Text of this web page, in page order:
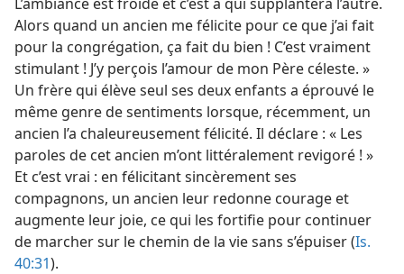
Alors quand un ancien me félicite pour ce que j’ai fait
pour la congrégation, ça fait du bien ! C’est vraiment
stimulant ! J’y perçois l’amour de mon Père céleste. »
Un frère qui élève seul ses deux enfants a éprouvé le
même genre de sentiments lorsque, récemment, un
ancien l’a chaleureusement félicité. Il déclare : « Les
paroles de cet ancien m’ont littéralement revigoré ! »
Et c’est vrai : en félicitant sincèrement ses
compagnons, un ancien leur redonne courage et
augmente leur joie, ce qui les fortifie pour continuer
de marcher sur le chemin de la vie sans s’épuiser (Is.
40:31).